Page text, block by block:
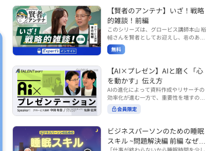
の主体性を引き出していくのかを、わか
りやすく解説します。 メンバーとの対話
を、成長を促す機会へと変えていく。そ
の第一歩としておすすめのコースです。
コース内で紹介している「傾聴力」を深
めたい方は、こちらも合わせてご覧くだ
さい。 ・傾聴力 ~リーダーのための聴く
is.co.jp/ja/courses/fe285262/learn/step
s/59808 ・傾聴力 ~リーダーのための聴
く技術~（実践編） https://unlimited.gl
obis.co.jp/ja/courses/01d24a39/learn/s
teps/59813 ※本動画は、制作時点の情
報に基づき作成したものです（2026年6
月制作）
理・情シスなど、バックオフィス部門を
率いるリーダー・マネージャーの方 ・バ
ックオフィス業務へのAI活用やDX推進を
担っている方 ・AI時代におけるバックオ
フィスの役割や戦略のあり方を考えたい
方 ■AIシフトシリーズとは？ 『AI BUSI
で設計された全12回のシリーズです。
（順次公開） https://unlimited.globis.c
o.jp/ja/tags/AI%E3%83%93%E3%82%B
8%E3%83%8D%E3%82%B9%E3%82%
B7%E3%83%95%E3%83%88 ・基礎編
（第1回〜3回）：リーダーやマネージャ
ーに求められる、AI時代の基礎的なリテ
ジメント編（第4回〜7回）：AI時代のリ
ーダーシップや組織変革を中心に学ぶコ
ース ・機能別戦略編（第8回〜12回）：
ーエージェント代表取締役の藤田晋氏。
起業の理由、経営をどうやって学んだ
か、アメーバブログ・ABEMAの立ち上
げ、経営チームづくりについてなど聞い
ていきます。（肩書きは2020年12月11
日撮影当時のもの） 藤田 晋 サイバー
ス・キャピタル・パートナーズ 代表パ
ートナー
【賢者のアンテナ】いざ！戦略
的雑談！前編
このシリーズは、グロービス講師本山 裕
輔さんを賢者としてお迎えし、巷のあり
とあらゆるものを独自の視点で紐解き、
皆様の学びの意欲を刺激するコンテンツ
期配信されます。 取り上げて欲しいご質
問やテーマ、感想を随時受け付けていま
す。 グーグルフォーム（https://forms.g
le/qqoBYuRUmUYz4scC6） または グ
ロ放題編集部員のX（https://x.com/mai
rakobayashi） まで、ぜひご要望をお
6月制作）
無料
【AI×プレゼン】AIと磨く「心
を動かす」伝え方
AIの進化によって資料作成やリサーチの
効率化が進む一方で、重要性を増すのが
「伝える力」です。本コースでは、AI時
代のプレゼンに求められるデリバリース
を客観的に評価し、改善できるAI活用法
も紹介。大事な場面で「心を動かす」プ
レゼンをしたい方におすすめです。関連
会員限定
ビジネスパーソンのための睡眠
スキル ~問題解決編 前編 なぜ眠